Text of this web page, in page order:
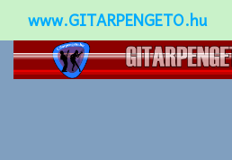
www.GITARPENGETO.hu
Népszerű-